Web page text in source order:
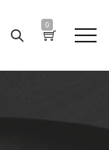
0